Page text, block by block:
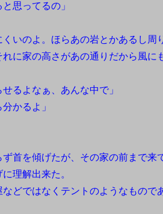
思ってるの」
くいのよ。ほらあの岩とかあるし周
に家の高さがあの通りだから風に
るよなぁ、あんな中で」
かるよ」
首を傾げたが、その家の前まで来
理解出来た。
どではなくテントのようなもので